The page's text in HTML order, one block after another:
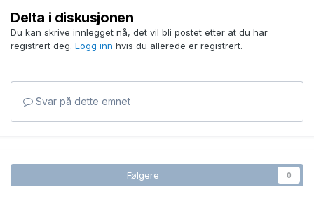
Delta i diskusjonen
Du kan skrive innlegget nå, det vil bli postet etter at du har
registrert deg. Logg inn hvis du allerede er registrert.
Svar på dette emnet
Følgere 0